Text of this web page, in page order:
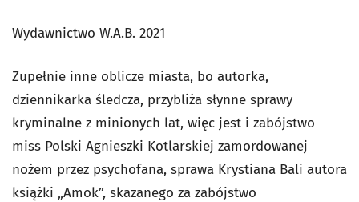
Wydawnictwo W.A.B. 2021
Zupełnie inne oblicze miasta, bo autorka,
dziennikarka śledcza, przybliża słynne sprawy
kryminalne z minionych lat, więc jest i zabójstwo
miss Polski Agnieszki Kotlarskiej zamordowanej
nożem przez psychofana, sprawa Krystiana Bali autora
książki „Amok”, skazanego za zabójstwo